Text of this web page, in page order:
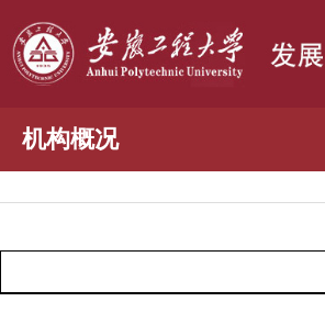
机构概况